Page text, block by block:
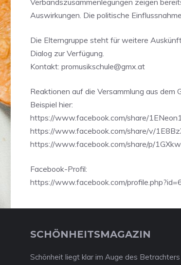
Verbandszusammenlegungen zeigen
Auswirkungen. Die politische
Die Elterngruppe steht für weitere
Dialog zur Verfügung.
Kontakt: promusikschule@gmx.at
Reaktionen auf die Versammlung aus dem
Beispiel hier:
https://www.facebook.com/share/
https://www.facebook.com/share/v/
https://www.facebook.com/share/p/
Facebook-Profil:
https://www.facebook.com/
SCHÖNHEITSMAGAZIN
Schönheit liegt klar im Auge des